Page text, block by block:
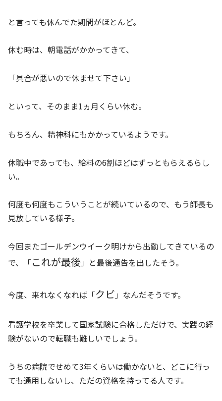
と言っても休んでた期間がほとんど。
休む時は、朝電話がかかってきて、
「具合が悪いので休ませて下さい」
といって、そのまま1ヵ月くらい休む。
もちろん、精神科にもかかっているようです。
休職中であっても、給料の6割ほどはずっともらえるらし
い。
何度も何度もこういうことが続いているので、もう師長も
見放している様子。
今回またゴールデンウイーク明けから出勤してきているの
で、「これが最後」と最後通告を出したそう。
今度、来れなくなれば「クビ」なんだそうです。
看護学校を卒業して国家試験に合格しただけで、実践の経
験がないので転職も難しいでしょう。
うちの病院でせめて3年くらいは働かないと、どこに行っ
ても通用しないし、ただの資格を持ってる人です。